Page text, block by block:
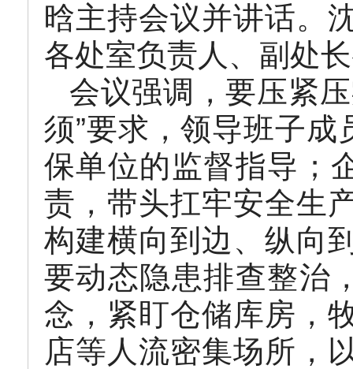
晗主持会议并讲话。
各处室负责人、副处
会议强调，要压紧
须”要求，领导班子成
保单位的监督指导；
责，带头扛牢安全生
构建横向到边、纵向
要动态隐患排查整治
念，紧盯仓储库房，
店等人流密集场所，